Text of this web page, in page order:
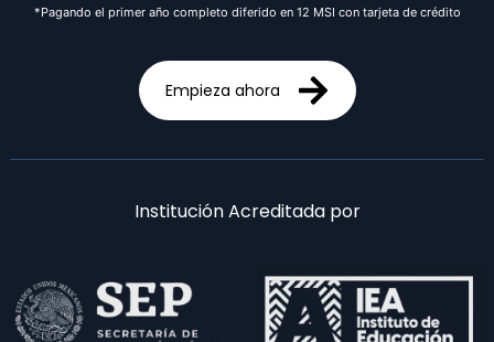
*Pagando el primer año completo diferido en 12 MSI con tarjeta de crédito
Empieza ahora
Institución Acreditada por